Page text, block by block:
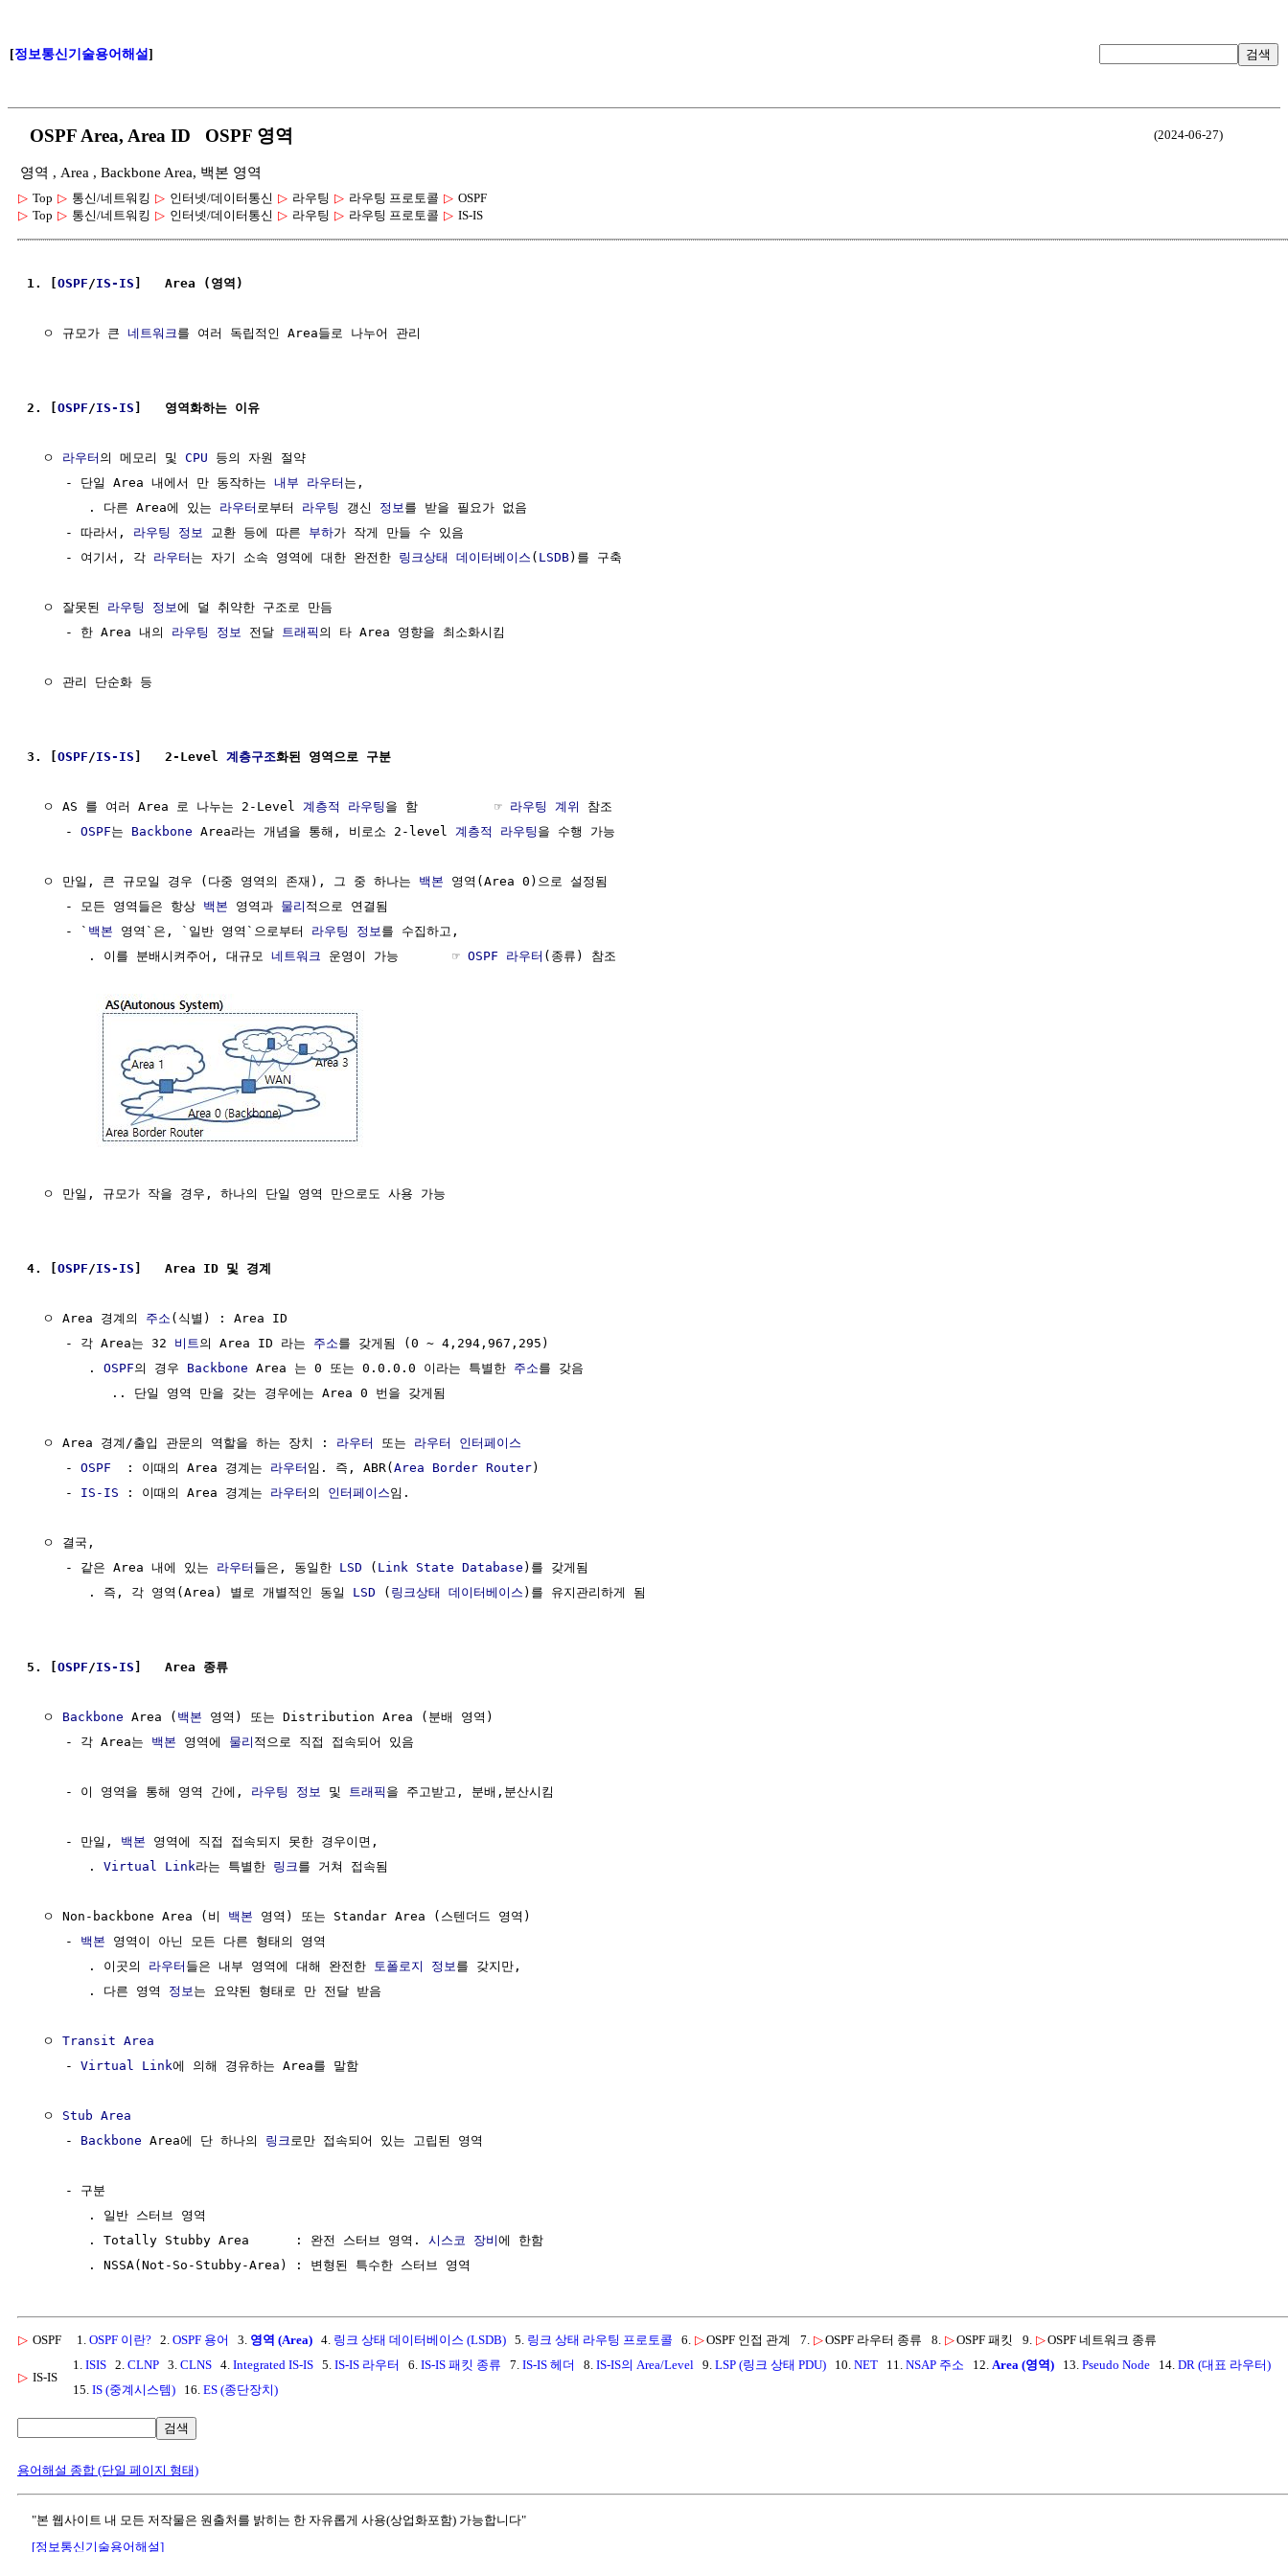
[정보통신기술용어해설] 검색
OSPF Area, Area ID OSPF 영역 (2024-06-27)
영역 , Area , Backbone Area, 백본 영역
▷ Top ▷ 통신/네트워킹 ▷ 인터넷/데이터통신 ▷ 라우팅 ▷ 라우팅 프로토콜 ▷ OSPF
▷ Top ▷ 통신/네트워킹 ▷ 인터넷/데이터통신 ▷ 라우팅 ▷ 라우팅 프로토콜 ▷ IS-IS
1. [OSPF /IS-IS ]   Area (영역)
  ㅇ 규모가 큰
네트워크 를 여러 독립적인 Area들로 나누어 관리
2. [OSPF /IS-IS ]   영역화하는 이유
  ㅇ
라우터 의 메모리 및 CPU 등의 자원 절약
     - 단일 Area 내에서 만 동작하는
내부 라우터 는,
        . 다른 Area에 있는
라우터 로부터 라우팅 갱신 정보 를 받을 필요가 없음
     - 따라서,
라우팅 정보 교환 등에 따른 부하가 작게 만들 수 있음
     - 여기서, 각
라우터 는 자기 소속 영역에 대한 완전한 링크상태 데이터베이스 ( LSDB)를 구축
  ㅇ 잘못된
라우팅 정보에 덜 취약한 구조로 만듬
     - 한 Area 내의
라우팅 정보 전달 트래픽 의 타 Area 영향을 최소화시킴
  ㅇ 관리 단순화 등
3. [OSPF /IS-IS ]   2-Level 계층구조화된 영역으로 구분
  ㅇ AS 를 여러 Area 로 나누는 2-Level
계층적 라우팅 을 함          ☞ 라우팅 계위
참조
     -
OSPF는 Backbone Area라는 개념을 통해, 비로소 2-level 계층적 라우팅 을 수행 가능
  ㅇ 만일, 큰 규모일 경우 (다중 영역의 존재), 그 중 하나는
백본 영역(Area 0)으로 설정됨
     - 모든 영역들은 항상
백본 영역과 물리 적으로 연결됨
     - `
백본 영역`은, `일반 영역`으로부터 라우팅 정보 를 수집하고,
        . 이를 분배시켜주어, 대규모
네트워크 운영이 가능       ☞ OSPF 라우터 (종류) 참조
  ㅇ 만일, 규모가 작을 경우, 하나의 단일 영역 만으로도 사용 가능
4. [OSPF /IS-IS ]   Area ID 및 경계
  ㅇ Area 경계의
주소 (식별) : Area ID
     - 각 Area는 32
비트 의 Area ID 라는 주소를 갖게됨 (0 ~ 4,294,967,295)
        .
OSPF의 경우 Backbone Area 는 0 또는 0.0.0.0 이라는 특별한 주소를 갖음
           .. 단일 영역 만을 갖는 경우에는 Area 0 번을 갖게됨
  ㅇ Area 경계/출입 관문의 역할을 하는 장치 :
라우터 또는 라우터
인터페이스
     -
OSPF
  : 이때의 Area 경계는
라우터 임. 즉, ABR(Area Border Router)
     -
IS-IS : 이때의 Area 경계는 라우터 의 인터페이스임.
  ㅇ 결국,
     - 같은 Area 내에 있는
라우터 들은, 동일한 LSD ( Link State Database )를 갖게됨
        . 즉, 각 영역(Area) 별로 개별적인 동일
LSD ( 링크상태 데이터베이스 )를 유지관리하게 됨
5. [OSPF /IS-IS ]   Area 종류
  ㅇ
Backbone Area ( 백본 영역) 또는 Distribution Area (분배 영역)
     - 각 Area는
백본 영역에 물리 적으로 직접 접속되어 있음
     - 이 영역을 통해 영역 간에,
라우팅 정보 및 트래픽 을 주고받고, 분배,분산시킴
     - 만일,
백본 영역에 직접 접속되지 못한 경우이면,
        .
Virtual Link라는 특별한 링크 를 거쳐 접속됨
  ㅇ Non-backbone Area (비
백본 영역) 또는 Standar Area (스텐더드 영역)
     -
백본 영역이 아닌 모든 다른 형태의 영역
        . 이곳의
라우터 들은 내부 영역에 대해 완전한 토폴로지 정보 를 갖지만,
        . 다른 영역
정보 는 요약된 형태로 만 전달 받음
  ㅇ
Transit Area
     -
Virtual Link에 의해 경유하는 Area를 말함
  ㅇ
Stub Area
     -
Backbone Area에 단 하나의 링크 로만 접속되어 있는 고립된 영역
     - 구분
        . 일반 스터브 영역
        . Totally Stubby Area      : 완전 스터브 영역.
시스코 장비에 한함
▷ OSPF 1. OSPF 이란? 2. OSPF 용어 3. 영역 (Area) 4. 링크 상태 데이터베이스 (LSDB) 5. 링크 상태 라우팅 프로토콜 6. ▷OSPF 인접 관계 7. ▷OSPF 라우터 종류 8. ▷OSPF 패킷 9. ▷OSPF 네트워크 종류
▷ IS-IS
1. ISIS 2. CLNP 3. CLNS 4. Integrated IS-IS 5. IS-IS 라우터 6. IS-IS 패킷 종류 7. IS-IS 헤더 8. IS-IS의 Area/Level 9. LSP (링크 상태 PDU) 10. NET 11. NSAP 주소 12. Area (영역) 13. Pseudo Node 14. DR (대표 라우터)
15. IS (중계시스템) 16. ES (종단장치)
검색
용어해설 종합 (단일 페이지 형태)
"본 웹사이트 내 모든 저작물은 원출처를 밝히는 한 자유롭게 사용(상업화포함) 가능합니다"
[정보통신기술용어해설]